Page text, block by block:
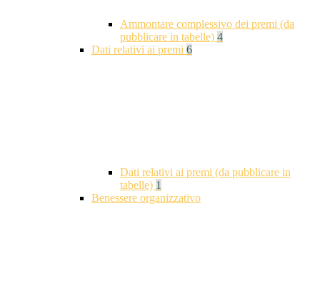
Ammontare complessivo dei premi (da
pubblicare in tabelle) 4
Dati relativi ai premi 6
Dati relativi ai premi (da pubblicare in
tabelle) 1
Benessere organizzativo